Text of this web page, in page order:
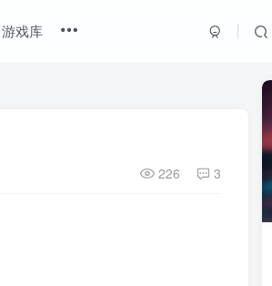
游戏库
226 3